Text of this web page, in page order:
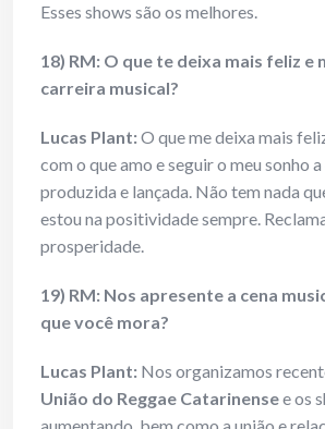
Esses shows são os melhores.
18) RM: O que te deixa mais feliz e
carreira musical?
Lucas Plant:O que me deixa mais
com o que amo e seguir o meu sonho
produzida e lançada. Não tem nada
estou na positividade sempre.
prosperidade.
19) RM: Nos apresente a cena
que você mora?
Lucas Plant: Nos organizamos
União do Reggae Catarinensee os